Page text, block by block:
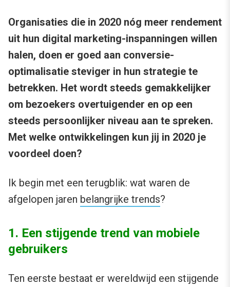
Organisaties die in 2020 nóg meer rendement
uit hun digital marketing-inspanningen willen
halen, doen er goed aan conversie-
optimalisatie steviger in hun strategie te
betrekken. Het wordt steeds gemakkelijker
om bezoekers overtuigender en op een
steeds persoonlijker niveau aan te spreken.
Met welke ontwikkelingen kun jij in 2020 je
voordeel doen?
Ik begin met een terugblik: wat waren de
afgelopen jaren belangrijke trends?
1. Een stijgende trend van mobiele
gebruikers
Ten eerste bestaat er wereldwijd een stijgende